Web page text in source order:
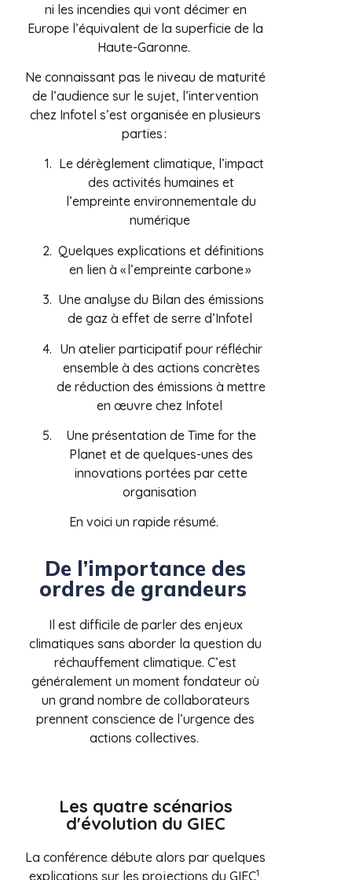
ni les incendies qui vont décimer en
Europe l’équivalent de la superficie de la
Haute-Garonne.
Ne connaissant pas le niveau de maturité
de l’audience sur le sujet, l’intervention
chez Infotel s’est organisée en plusieurs
parties :
Le dérèglement climatique, l’impact
des activités humaines et
l’empreinte environnementale du
numérique
Quelques explications et définitions
en lien à « l’empreinte carbone »
Une analyse du Bilan des émissions
de gaz à effet de serre d’Infotel
Un atelier participatif pour réfléchir
ensemble à des actions concrètes
de réduction des émissions à mettre
en œuvre chez Infotel
Une présentation de Time for the
Planet et de quelques-unes des
innovations portées par cette
organisation
En voici un rapide résumé.
De l’importance des
ordres de grandeurs
Il est difficile de parler des enjeux
climatiques sans aborder la question du
réchauffement climatique. C’est
généralement un moment fondateur où
un grand nombre de collaborateurs
prennent conscience de l’urgence des
actions collectives.
Les quatre scénarios
d'évolution du GIEC
La conférence débute alors par quelques
explications sur les projections du GIEC1,